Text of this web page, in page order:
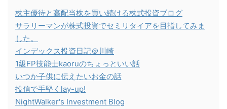
株主優待と高配当株を買い続ける株式投資ブログ
サラリーマンが株式投資でセミリタイアを目指してみま
した。
インデックス投資日記＠川崎
1級FP技能士kaoruのちょっといい話
いつか子供に伝えたいお金の話
投信で手堅くlay-up!
NightWalker's Investment Blog